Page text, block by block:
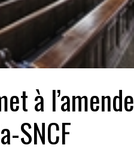
à l’amende
SNCF